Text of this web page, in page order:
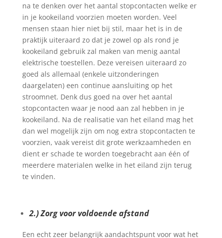
na te denken over het aantal stopcontacten welke er
in je kookeiland voorzien moeten worden. Veel
mensen staan hier niet bij stil, maar het is in de
praktijk uiteraard zo dat je zowel op als rond je
kookeiland gebruik zal maken van menig aantal
elektrische toestellen. Deze vereisen uiteraard zo
goed als allemaal (enkele uitzonderingen
daargelaten) een continue aansluiting op het
stroomnet. Denk dus goed na over het aantal
stopcontacten waar je nood aan zal hebben in je
kookeiland. Na de realisatie van het eiland mag het
dan wel mogelijk zijn om nog extra stopcontacten te
voorzien, vaak vereist dit grote werkzaamheden en
dient er schade te worden toegebracht aan één of
meerdere materialen welke in het eiland zijn terug
te vinden.
2.) Zorg voor voldoende afstand
Een echt zeer belangrijk aandachtspunt voor wat het